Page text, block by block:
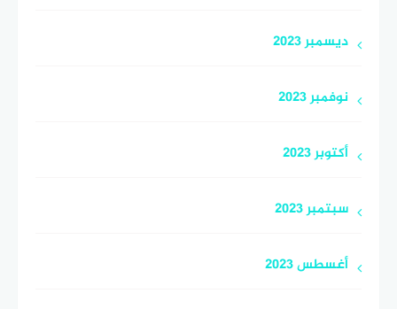
ديسمبر 2023
نوفمبر 2023
أكتوبر 2023
سبتمبر 2023
أغسطس 2023